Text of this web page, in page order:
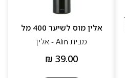
אלין מוס לשיער 400 מל
מבית Alin - אלין
₪ 39.00